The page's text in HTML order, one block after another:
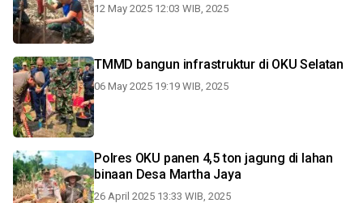
12 May 2025 12:03 WIB, 2025
TMMD bangun infrastruktur di OKU Selatan
06 May 2025 19:19 WIB, 2025
Polres OKU panen 4,5 ton jagung di lahan
binaan Desa Martha Jaya
26 April 2025 13:33 WIB, 2025